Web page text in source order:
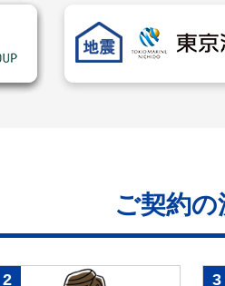
ご契約の
2 3